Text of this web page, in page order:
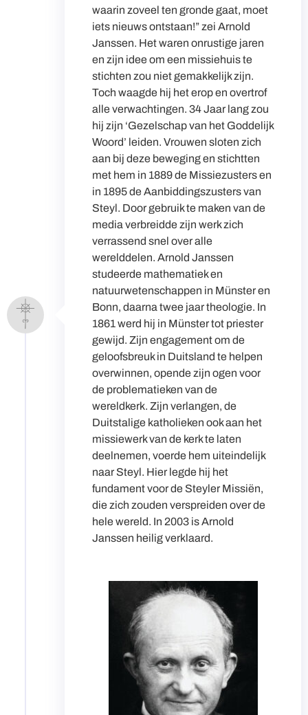
waarin zoveel ten gronde gaat, moet
iets nieuws ontstaan!” zei Arnold
Janssen. Het waren onrustige jaren
en zijn idee om een missiehuis te
stichten zou niet gemakkelijk zijn.
Toch waagde hij het erop en overtrof
alle verwachtingen. 34 Jaar lang zou
hij zijn ‘Gezelschap van het Goddelijk
Woord’ leiden. Vrouwen sloten zich
aan bij deze beweging en stichtten
met hem in 1889 de Missiezusters en
in 1895 de Aanbiddingszusters van
Steyl. Door gebruik te maken van de
media verbreidde zijn werk zich
verrassend snel over alle
werelddelen. Arnold Janssen
studeerde mathematiek en
natuurwetenschappen in Münster en
Bonn, daarna twee jaar theologie. In
1861 werd hij in Münster tot priester
gewijd. Zijn engagement om de
geloofsbreuk in Duitsland te helpen
overwinnen, opende zijn ogen voor
de problematieken van de
wereldkerk. Zijn verlangen, de
Duitstalige katholieken ook aan het
missiewerk van de kerk te laten
deelnemen, voerde hem uiteindelijk
naar Steyl. Hier legde hij het
fundament voor de Steyler Missiën,
die zich zouden verspreiden over de
hele wereld. In 2003 is Arnold
Janssen heilig verklaard.